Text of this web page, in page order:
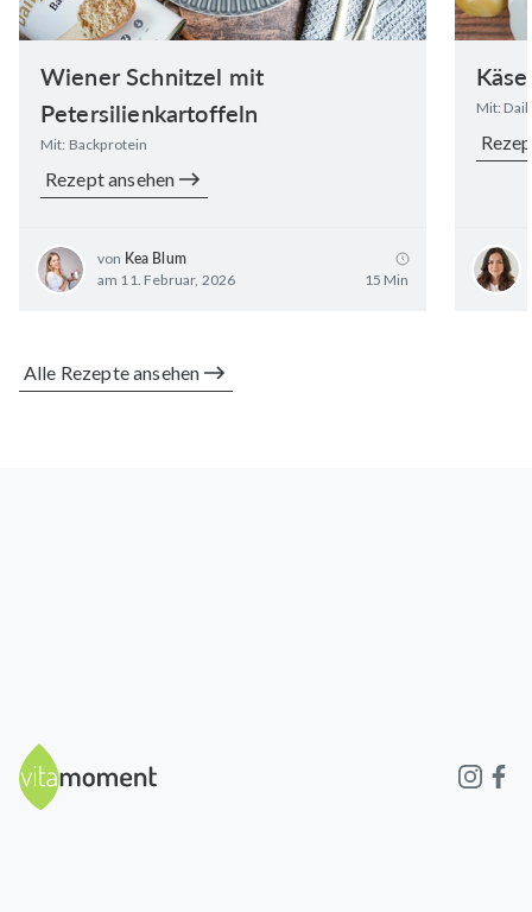
Wiener Schnitzel mit
Petersilienkartoffeln
Mit: Backprotein
Rezept ansehen
von Kea Blum
am 11. Februar, 2026
15 Min
Mit:
Alle Rezepte ansehen